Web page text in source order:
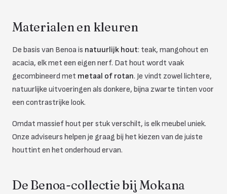
Materialen en kleuren
De basis van Benoa is natuurlijk hout: teak, mangohout en
acacia, elk met een eigen nerf. Dat hout wordt vaak
gecombineerd met metaal of rotan. Je vindt zowel lichtere,
natuurlijke uitvoeringen als donkere, bijna zwarte tinten voor
een contrastrijke look.
Omdat massief hout per stuk verschilt, is elk meubel uniek.
Onze adviseurs helpen je graag bij het kiezen van de juiste
houttint en het onderhoud ervan.
De Benoa-collectie bij Mokana